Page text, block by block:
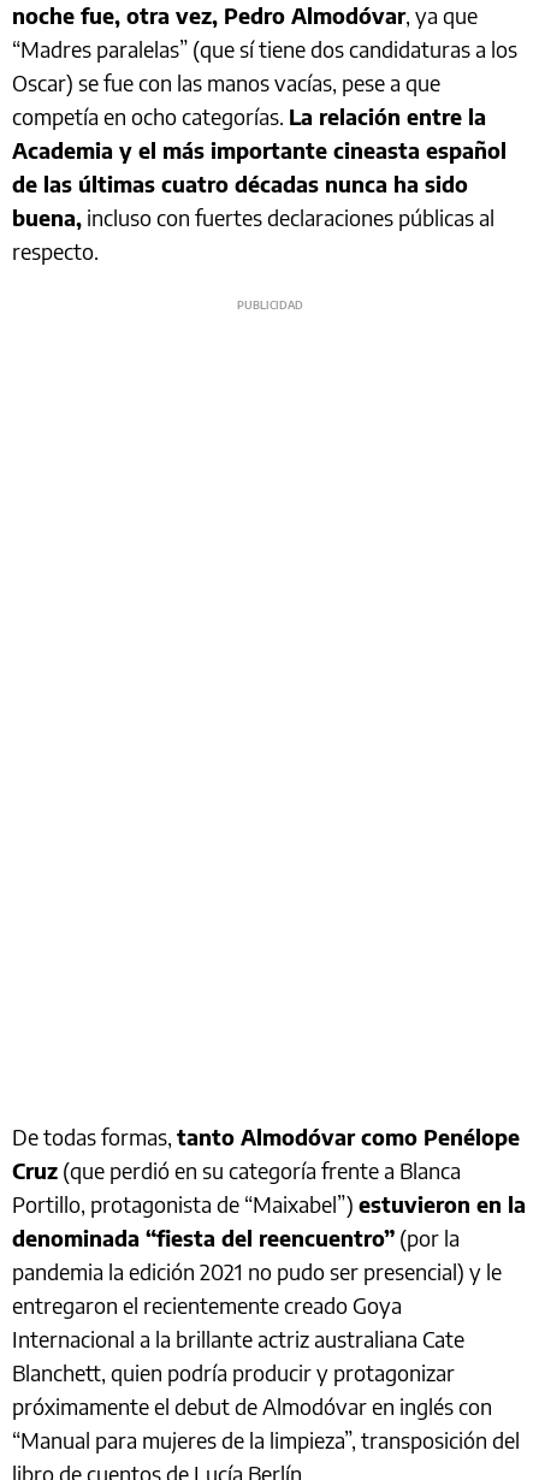
noche fue, otra vez, Pedro Almodóvar, ya que
“Madres paralelas” (que sí tiene dos candidaturas a los
Oscar) se fue con las manos vacías, pese a que
competía en ocho categorías. La relación entre la
Academia y el más importante cineasta español
de las últimas cuatro décadas nunca ha sido
buena, incluso con fuertes declaraciones públicas al
respecto.
De todas formas, tanto Almodóvar como Penélope
Cruz (que perdió en su categoría frente a Blanca
Portillo, protagonista de “Maixabel”) estuvieron en la
denominada “fiesta del reencuentro” (por la
pandemia la edición 2021 no pudo ser presencial) y le
entregaron el recientemente creado Goya
Internacional a la brillante actriz australiana Cate
Blanchett, quien podría producir y protagonizar
próximamente el debut de Almodóvar en inglés con
“Manual para mujeres de la limpieza”, transposición del
libro de cuentos de Lucía Berlín.